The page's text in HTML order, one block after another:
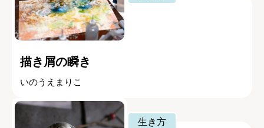
描き屑の瞬き
いのうえまりこ
生き方